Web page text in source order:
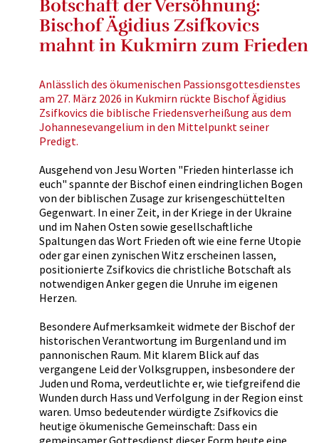
Botschaft der Versöhnung:
Bischof Ägidius Zsifkovics
mahnt in Kukmirn zum Frieden
Anlässlich des ökumenischen Passionsgottesdienstes
am 27. März 2026 in Kukmirn rückte Bischof Ägidius
Zsifkovics die biblische Friedensverheißung aus dem
Johannesevangelium in den Mittelpunkt seiner
Predigt.
Ausgehend von Jesu Worten "Frieden hinterlasse ich
euch" spannte der Bischof einen eindringlichen Bogen
von der biblischen Zusage zur krisengeschüttelten
Gegenwart. In einer Zeit, in der Kriege in der Ukraine
und im Nahen Osten sowie gesellschaftliche
Spaltungen das Wort Frieden oft wie eine ferne Utopie
oder gar einen zynischen Witz erscheinen lassen,
positionierte Zsifkovics die christliche Botschaft als
notwendigen Anker gegen die Unruhe im eigenen
Herzen.
Besondere Aufmerksamkeit widmete der Bischof der
historischen Verantwortung im Burgenland und im
pannonischen Raum. Mit klarem Blick auf das
vergangene Leid der Volksgruppen, insbesondere der
Juden und Roma, verdeutlichte er, wie tiefgreifend die
Wunden durch Hass und Verfolgung in der Region einst
waren. Umso bedeutender würdigte Zsifkovics die
heutige ökumenische Gemeinschaft: Dass ein
gemeinsamer Gottesdienst dieser Form heute eine